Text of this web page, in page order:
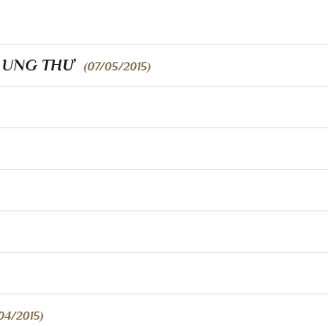
THƯ (07/05/2015)
2015)